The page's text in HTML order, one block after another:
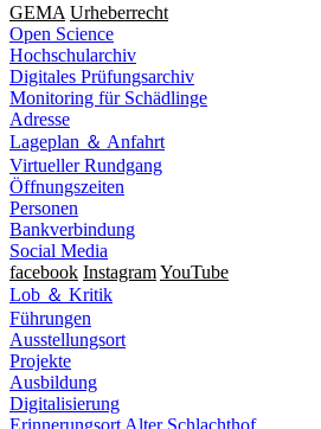
GEMA Urheberrecht
Open Science
Hochschularchiv
Digitales Prüfungsarchiv
Monitoring für Schädlinge
Adresse
Lageplan ＆ Anfahrt
Virtueller Rundgang
Öffnungszeiten
Personen
Bankverbindung
Social Media
facebook InstagramYouTube
Lob ＆ Kritik
Führungen
Ausstellungsort
Projekte
Ausbildung
Digitalisierung
Erinnerungsort Alter Schlachthof